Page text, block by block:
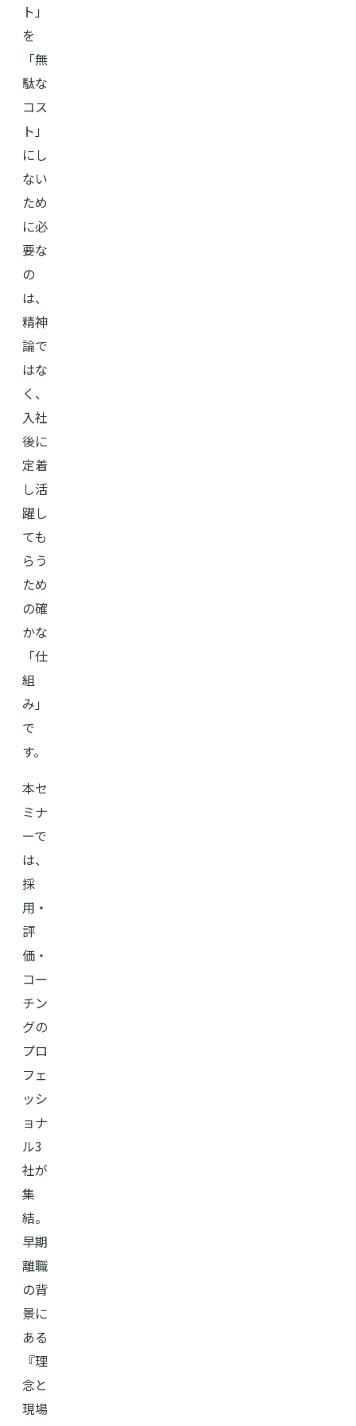
ト」
を
「無
駄な
コス
ト」
にし
ない
ため
に必
要な
の
は、
精神
論で
はな
く、
入社
後に
定着
し活
躍し
ても
らう
ため
の確
かな
「仕
組
み」
で
す。
本セ
ミナ
ーで
は、
採
用・
評
価・
コー
チン
グの
プロ
フェ
ッシ
ョナ
ル3
社が
集
結。
早期
離職
の背
景に
ある
『理
念と
現場